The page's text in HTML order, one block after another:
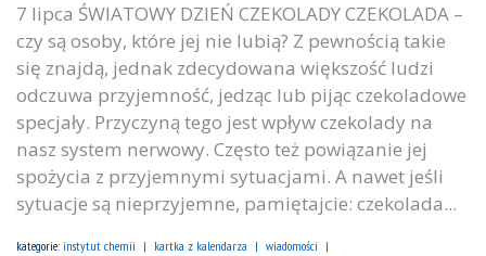
7 lipca ŚWIATOWY DZIEŃ CZEKOLADY CZEKOLADA –
czy są osoby, które jej nie lubią? Z pewnością takie
się znajdą, jednak zdecydowana większość ludzi
odczuwa przyjemność, jedząc lub pijąc czekoladowe
specjały. Przyczyną tego jest wpływ czekolady na
nasz system nerwowy. Często też powiązanie jej
spożycia z przyjemnymi sytuacjami. A nawet jeśli
sytuacje są nieprzyjemne, pamiętajcie: czekolada...
kategorie: instytut chemii kartka z kalendarza
wiadomości